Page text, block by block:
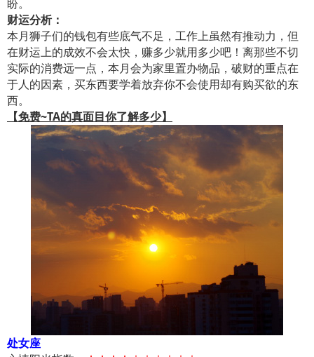
盼。
财运分析：
本月狮子们的钱包有些底气不足，工作上虽然有推动力，但
在财运上的成效不会太快，赚多少就用多少吧！离那些不切
实际的消费远一点，本月会为家里置办物品，破财的重点在
于人的因素，买东西要学着放弃你不会使用却有购买欲的东
西。
【免费~TA的真面目你了解多少】
处女座